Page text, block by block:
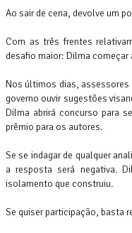
Ao sair de cena, devolve um
Com as três frentes
desafio maior: Dilma começar
Nos últimos dias, assessores
governo ouvir sugestões
Dilma abrirá concurso para
prêmio para os autores.
Se se indagar de qualquer
a resposta será negativa.
isolamento que construiu.
Se quiser participação, basta